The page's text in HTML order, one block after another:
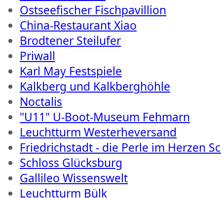
Ostseefischer Fischpavillion
China-Restaurant Xiao
Brodtener Steilufer
Priwall
Karl May Festspiele
Kalkberg und Kalkberghöhle
Noctalis
"U11" U-Boot-Museum Fehmarn
Leuchtturm Westerheversand
Friedrichstadt - die Perle im Herzen
Schloss Glücksburg
Gallileo Wissenswelt
Leuchtturm Bülk